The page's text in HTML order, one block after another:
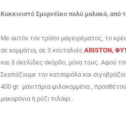
Κοκκινιστό Σμυρνέϊκο πολύ μαλακό,
Με αυτόν τον τρόπο μαγειρέματος, το
σε κομμάτια, σε 3 κουταλιές ARISTON,
και 3 σκελίδες σκόρδο, μόνα τους. Αφού
Σκεπάζουμε την κατσαρόλα και
400 gr. μανιτάρια ψιλοκομμένα ,
μακαρόνια ή ρύζι πιλάφι .